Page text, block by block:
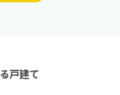
戸建て